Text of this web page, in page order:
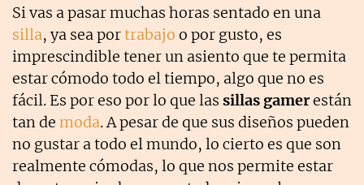
Si vas a pasar muchas horas sentado en una
silla, ya sea portrabajo o por gusto, es
imprescindible tener un asiento que te permita
estar cómodo todo el tiempo, algo que no es
fácil. Es por eso por lo que las sillas gamerestán
tan de moda. A pesar de que sus diseños pueden
no gustar a todo el mundo, lo cierto es que son
realmente cómodas, lo que nos permite estar